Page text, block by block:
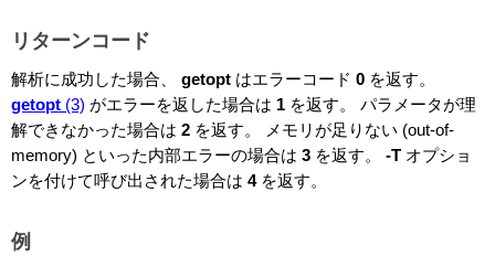
リターンコード
解析に成功した場合、 getopt はエラーコード 0 を返す。
getopt (3) がエラーを返した場合は 1 を返す。 パラメータが理
解できなかった場合は 2 を返す。 メモリが足りない (out-of-
memory) といった内部エラーの場合は 3 を返す。 -T オプショ
ンを付けて呼び出された場合は 4を返す。
例